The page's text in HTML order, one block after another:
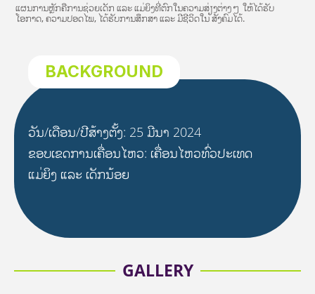
ແຜນການຫຼັກຄືການຊ່ວຍເດັກ ແລະ ແມ່ຍິງທີ່ຕົກໃນຄວາມສ່ຽງຕ່າງໆ ໃຫ້ໄດ້ຮັບ
ໂອກາດ, ຄວາມປອດໄພ, ໄດ້ຮັບການສຶກສາ ແລະ ມີຊີວິດໃນ ສັງຄົມໄດ້.
BACKGROUND
ວັນ/ເດືອນ/ປີສ້າງຕັ້ງ: 25 ມີນາ 2024
ຂອບເຂດການເຄື່ອນໄຫວ: ເຄື່ອນໄຫວທົ່ວປະເທດ
ແມ່ຍິງ ແລະ ເດັກນ້ອຍ
GALLERY